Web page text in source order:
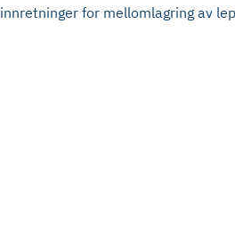
for mellomlagring av